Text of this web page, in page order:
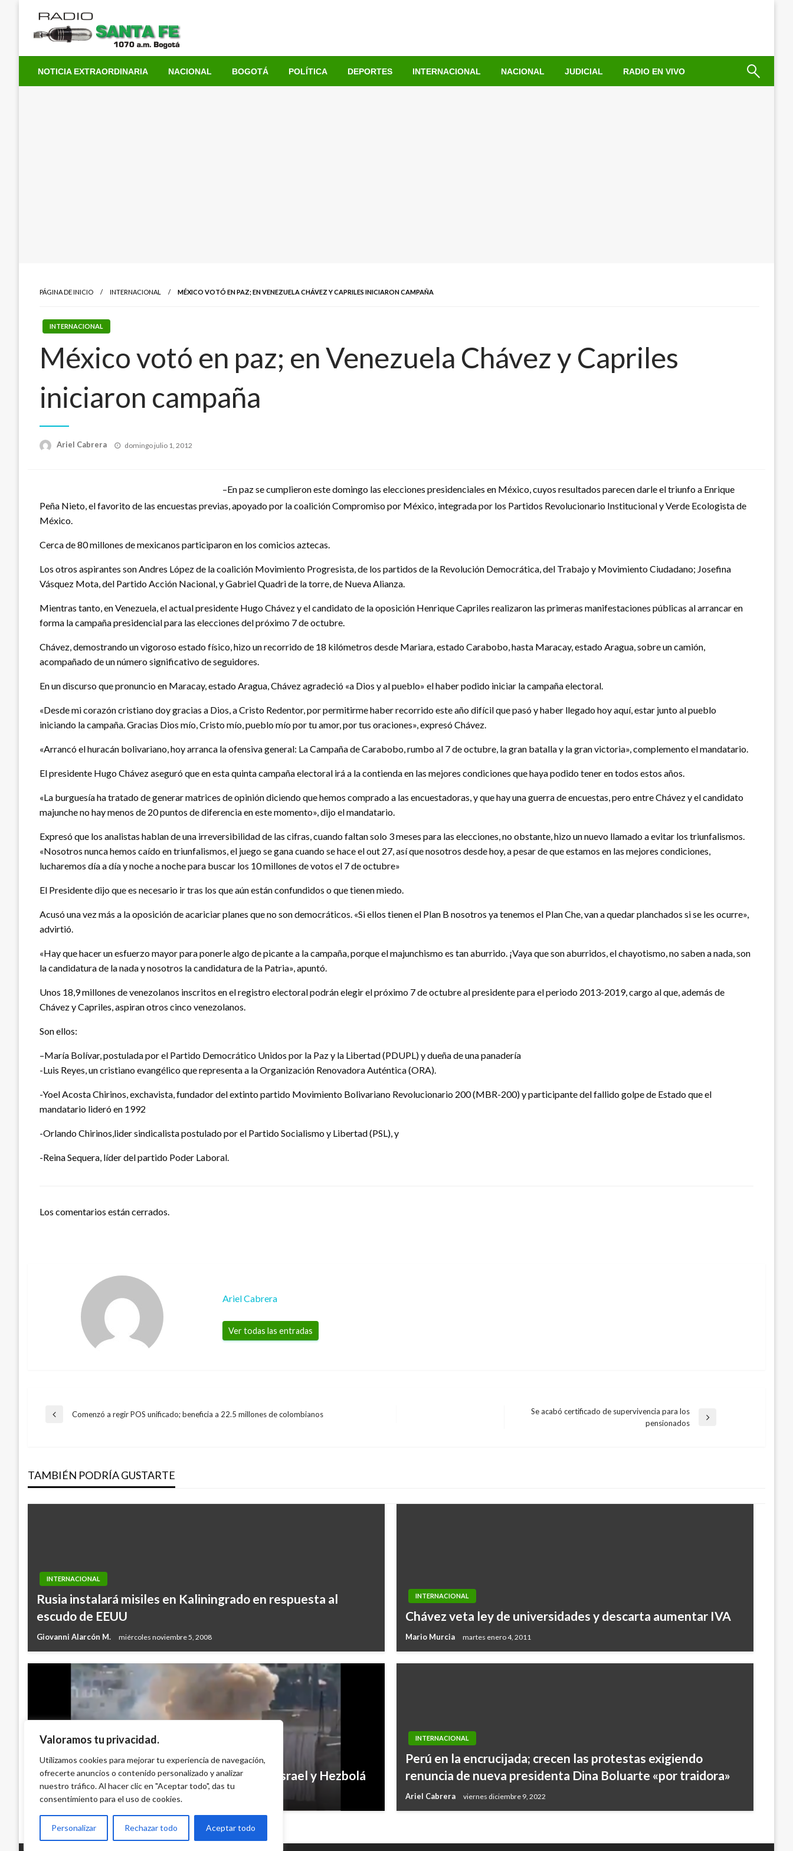
Valoramos tu privacidad.
Utilizamos cookies para mejorar tu experiencia de navegación,
ofrecerte anuncios o contenido personalizado y analizar
nuestro tráfico. Al hacer clic en "Aceptar todo", das tu
consentimiento para el uso de cookies.
Personalizar Rechazar todo Aceptar todo
contenido
NOTICIA EXTRAORDINARIA NACIONAL BOGOTÁ POLÍTICA DEPORTES INTERNACIONAL NACIONAL JUDICIAL RADIO EN VIVO
PÁGINA DE INICIO INTERNACIONAL MÉXICO VOTÓ EN PAZ; EN VENEZUELA CHÁVEZ Y CAPRILES INICIARON CAMPAÑA
INTERNACIONAL
México votó en paz; en Venezuela Chávez y Capriles
iniciaron campaña
Ariel Cabrera
Publicado
domingo julio 1, 2012
–En paz se cumplieron este domingo las elecciones presidenciales en México, cuyos resultados parecen darle el triunfo a Enrique
Peña Nieto, el favorito de las encuestas previas, apoyado por la coalición Compromiso por México, integrada por los Partidos Revolucionario Institucional y Verde Ecologista de
México.
Cerca de 80 millones de mexicanos participaron en los comicios aztecas.
Los otros aspirantes son Andres López de la coalición Movimiento Progresista, de los partidos de la Revolución Democrática, del Trabajo y Movimiento Ciudadano; Josefina
Vásquez Mota, del Partido Acción Nacional, y Gabriel Quadri de la torre, de Nueva Alianza.
Mientras tanto, en Venezuela, el actual presidente Hugo Chávez y el candidato de la oposición Henrique Capriles realizaron las primeras manifestaciones públicas al arrancar en
forma la campaña presidencial para las elecciones del próximo 7 de octubre.
Chávez, demostrando un vigoroso estado físico, hizo un recorrido de 18 kilómetros desde Mariara, estado Carabobo, hasta Maracay, estado Aragua, sobre un camión,
acompañado de un número significativo de seguidores.
En un discurso que pronuncio en Maracay, estado Aragua, Chávez agradeció «a Dios y al pueblo» el haber podido iniciar la campaña electoral.
«Desde mi corazón cristiano doy gracias a Dios, a Cristo Redentor, por permitirme haber recorrido este año difícil que pasó y haber llegado hoy aquí, estar junto al pueblo
iniciando la campaña. Gracias Dios mío, Cristo mío, pueblo mío por tu amor, por tus oraciones», expresó Chávez.
«Arrancó el huracán bolivariano, hoy arranca la ofensiva general: La Campaña de Carabobo, rumbo al 7 de octubre, la gran batalla y la gran victoria», complemento el mandatario.
El presidente Hugo Chávez aseguró que en esta quinta campaña electoral irá a la contienda en las mejores condiciones que haya podido tener en todos estos años.
«La burguesía ha tratado de generar matrices de opinión diciendo que hemos comprado a las encuestadoras, y que hay una guerra de encuestas, pero entre Chávez y el candidato
majunche no hay menos de 20 puntos de diferencia en este momento», dijo el mandatario.
Expresó que los analistas hablan de una irreversibilidad de las cifras, cuando faltan solo 3 meses para las elecciones, no obstante, hizo un nuevo llamado a evitar los triunfalismos.
«Nosotros nunca hemos caído en triunfalismos, el juego se gana cuando se hace el out 27, así que nosotros desde hoy, a pesar de que estamos en las mejores condiciones,
lucharemos día a día y noche a noche para buscar los 10 millones de votos el 7 de octubre»
El Presidente dijo que es necesario ir tras los que aún están confundidos o que tienen miedo.
Acusó una vez más a la oposición de acariciar planes que no son democráticos. «Si ellos tienen el Plan B nosotros ya tenemos el Plan Che, van a quedar planchados si se les ocurre»,
advirtió.
«Hay que hacer un esfuerzo mayor para ponerle algo de picante a la campaña, porque el majunchismo es tan aburrido. ¡Vaya que son aburridos, el chayotismo, no saben a nada, son
la candidatura de la nada y nosotros la candidatura de la Patria», apuntó.
Unos 18,9 millones de venezolanos inscritos en el registro electoral podrán elegir el próximo 7 de octubre al presidente para el periodo 2013-2019, cargo al que, además de
Chávez y Capriles, aspiran otros cinco venezolanos.
Son ellos:
–María Bolívar, postulada por el Partido Democrático Unidos por la Paz y la Libertad (PDUPL) y dueña de una panadería
-Luis Reyes, un cristiano evangélico que representa a la Organización Renovadora Auténtica (ORA).
-Yoel Acosta Chirinos, exchavista, fundador del extinto partido Movimiento Bolivariano Revolucionario 200 (MBR-200) y participante del fallido golpe de Estado que el
mandatario lideró en 1992
-Orlando Chirinos,lider sindicalista postulado por el Partido Socialismo y Libertad (PSL), y
-Reina Sequera, líder del partido Poder Laboral.
Los comentarios están cerrados.
Ariel Cabrera
Ver todas las entradas
Navegación
entradas
Entrada
Comenzó a regir POS unificado; beneficia a 22.5 millones de colombianos
Se acabó certificado de supervivencia para los
pensionados
TAMBIÉN PODRÍA GUSTARTE
INTERNACIONAL
Rusia instalará misiles en Kaliningrado en respuesta al
escudo de EEUU
Giovanni Alarcón M. miércoles noviembre 5, 2008
INTERNACIONAL
Chávez veta ley de universidades y descarta aumentar IVA
Mario Murcia martes enero 4, 2011
Países y organismos celebran tregua entre Israel y Hezbolá
Ariel Cabrera miércoles noviembre 27, 2024
INTERNACIONAL
Perú en la encrucijada; crecen las protestas exigiendo
renuncia de nueva presidenta Dina Boluarte «por traidora»
Ariel Cabrera viernes diciembre 9, 2022